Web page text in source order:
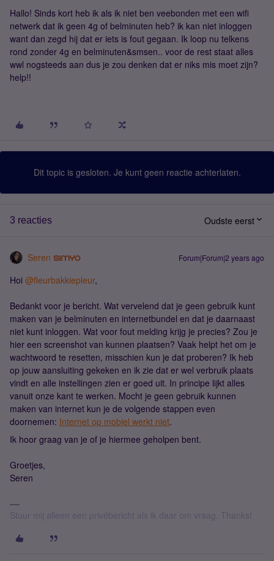
Hallo! Sinds kort heb ik als ik niet ben veebonden met een wifi
netwerk dat ik geen 4g of belminuten heb? ik kan niet inloggen
want dan zegd hij dat er iets is fout gegaan. Ik loop nu telkens
rond zonder 4g en belminuten&smsen.. voor de rest staat alles
wwl nogsteeds aan dus je zou denken dat er niks mis moet zijn?
help!!
Dit topic is gesloten. Je kunt geen reactie achterlaten.
3 reacties Oudste eerst
Seren Forum|Forum|2 years ago
Hoi @fleurbakkiepleur,
Bedankt voor je bericht. Wat vervelend dat je geen gebruik kunt
maken van je belminuten en internetbundel en dat je daarnaast
niet kunt inloggen. Wat voor fout melding krijg je precies? Zou je
hier een screenshot van kunnen plaatsen? Vaak helpt het om je
wachtwoord te resetten, misschien kun je dat proberen? Ik heb
op jouw aansluiting gekeken en ik zie dat er wel verbruik plaats
vindt en alle instellingen zien er goed uit. In principe lijkt alles
vanuit onze kant te werken. Mocht je geen gebruik kunnen
maken van internet kun je de volgende stappen even
doornemen: Internet op mobiel werkt niet.
Ik hoor graag van je of je hiermee geholpen bent.
Groetjes,
Seren
Stuur mij alleen een privébericht als ik daar om vraag. Thanks!